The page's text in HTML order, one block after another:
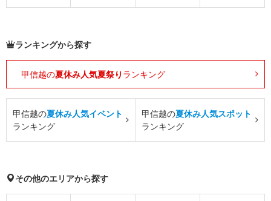
ランキングから探す
甲信越の夏休み人気夏祭り ランキング
甲信越の夏休み人気イベント
ランキング
甲信越の夏休み人気スポット
ランキング
その他のエリアから探す